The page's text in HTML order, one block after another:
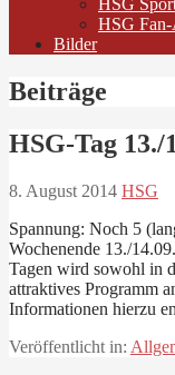
HSG
HSG
Bilder
Beiträge
HSG-Tag 13./
8. August 2014 HSG
Spannung: Noch 5
Wochenende 13./
Tagen wird sowohl in
attraktives Programm
Informationen hierzu
Veröffentlicht in: